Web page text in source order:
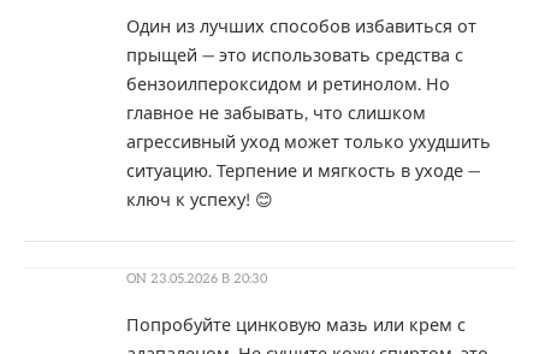
Один из лучших способов избавиться от
прыщей — это использовать средства с
бензоилпероксидом и ретинолом. Но
главное не забывать, что слишком
агрессивный уход может только ухудшить
ситуацию. Терпение и мягкость в уходе —
ключ к успеху! 😊
ON 23.05.2026 В 20:30
Попробуйте цинковую мазь или крем с